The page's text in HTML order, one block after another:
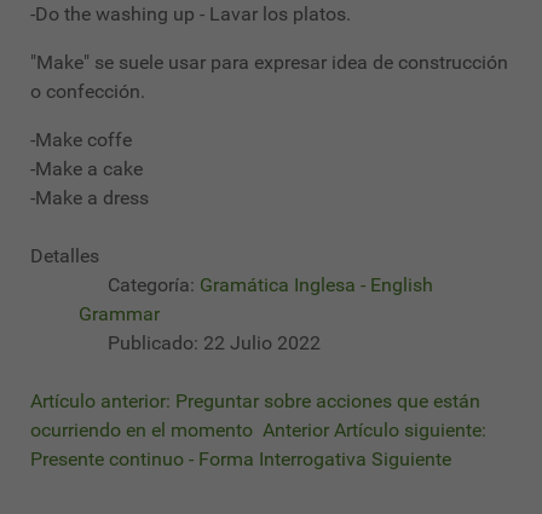
-Do the washing up - Lavar los platos.
"Make" se suele usar para expresar idea de construcción
o confección.
-Make coffe
-Make a cake
-Make a dress
Detalles
Categoría: Gramática Inglesa - English
Grammar
Publicado: 22 Julio 2022
Artículo anterior: Preguntar sobre acciones que están
ocurriendo en el momento Anterior Artículo siguiente:
Presente continuo - Forma Interrogativa Siguiente